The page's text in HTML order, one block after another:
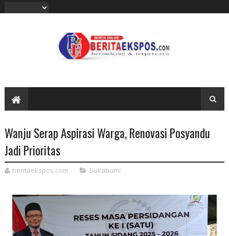
Wanju Serap Aspirasi Warga, Renovasi Posyandu
Jadi Prioritas‎
beritaekspos.com Sukabumi